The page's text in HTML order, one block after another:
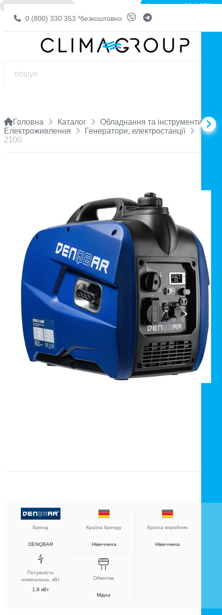
0 (800) 330 353 *безкоштовно
Головна Каталог
Обладнання та інструменти
Електроживлення
Генератори, електростанції
DQ-
2100
Артикул: 11-0650
❌ НЕМА В НАЯВНОСТІ
Бренд
DENQBAR
Країна бренду
Німеччина
Країна виробник
Німеччина
Потужність
номінальна, кВт
1,8 кВт
Обмотка
Мідна